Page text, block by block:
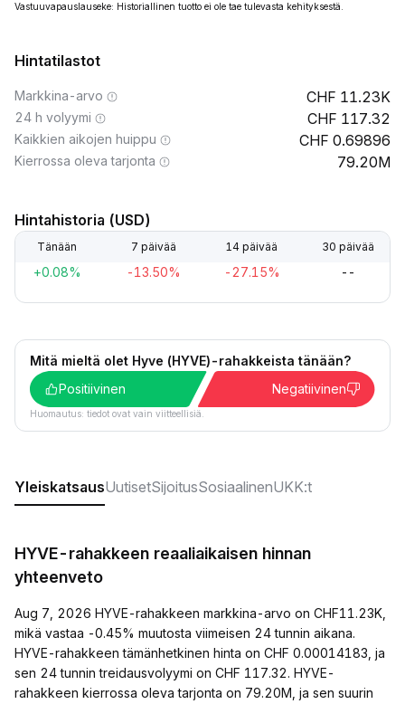
Vastuuvapauslauseke: Historiallinen tuotto ei ole tae tulevasta kehityksestä.
Hintatilastot
Markkina-arvo 11.23K
24 h volyymi 117.32
Kaikkien aikojen huippu 0.69896
Kierrossa oleva tarjonta 79.20M
Hintahistoria (USD)
Tänään 7 päivää 14 päivää 30 päivää
+0.08% -13.50% -27.15% --
Mitä mieltä olet Hyve (HYVE)-rahakkeista tänään?
Positiivinen
Negatiivinen
Huomautus: tiedot ovat vain viitteellisiä.
YleiskatsausUutisetSijoitusSosiaalinenUKK:t
HYVE-rahakkeen reaaliaikaisen hinnan
yhteenveto
Aug 7, 2026 HYVE-rahakkeen markkina-arvo on CHF11.23K,
mikä vastaa -0.45% muutosta viimeisen 24 tunnin aikana.
HYVE-rahakkeen tämänhetkinen hinta on CHF 0.00014183, ja
sen 24 tunnin treidausvolyymi on CHF 117.32. HYVE-
rahakkeen kierrossa oleva tarjonta on 79.20M, ja sen suurin